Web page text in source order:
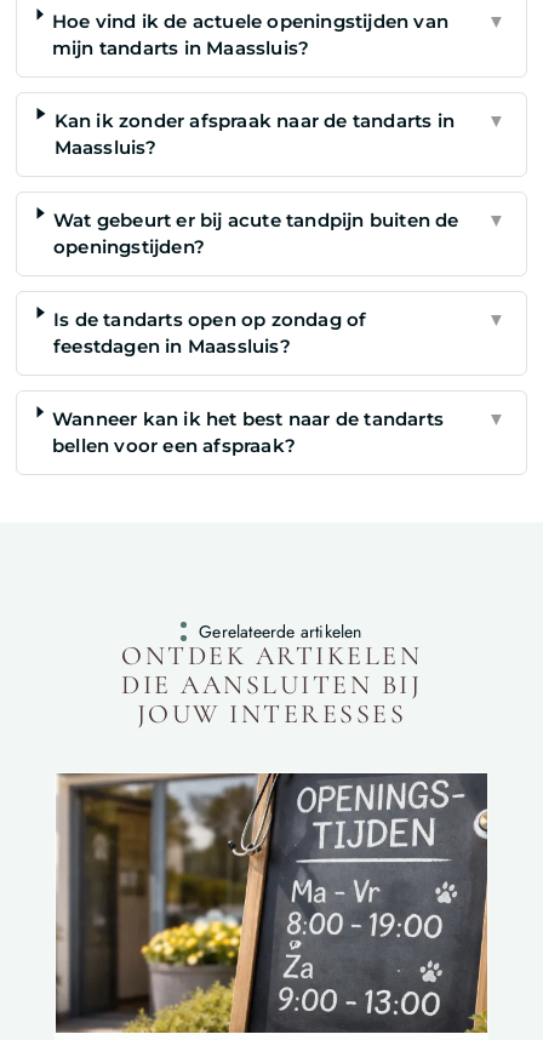
Hoe vind ik de actuele openingstijden van
mijn tandarts in Maassluis?
▼
Kan ik zonder afspraak naar de tandarts in
Maassluis?
▼
Wat gebeurt er bij acute tandpijn buiten de
openingstijden?
▼
Is de tandarts open op zondag of
feestdagen in Maassluis?
▼
Wanneer kan ik het best naar de tandarts
bellen voor een afspraak?
▼
Gerelateerde artikelen
ONTDEK ARTIKELEN
DIE AANSLUITEN BIJ
JOUW INTERESSES